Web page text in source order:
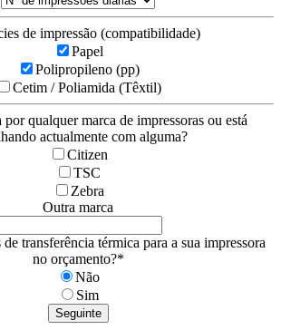
de impressão (compatibilidade)
Papel
Polipropileno (pp)
Cetim / Poliamida (Têxtil)
qualquer marca de impressoras ou está
actualmente com alguma?
Citizen
TSC
Zebra
Outra marca
transferência térmica para a sua impressora
no orçamento?*
Não
Sim
Seguinte